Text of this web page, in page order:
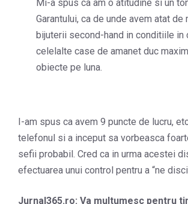
Mi-a spus ca am o atitudine si un
Garantului, ca de unde avem atat de
bijuterii second-hand in conditiile in
celelalte case de amanet duc
obiecte pe luna.
I-am spus ca avem 9 puncte de lucru,
telefonul si a inceput sa vorbeasca
sefii probabil. Cred ca in urma acestei
efectuarea unui control pentru a “ne
Jurnal365.ro: Va multumesc pentru